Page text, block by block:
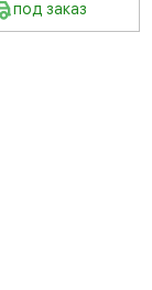
под заказ